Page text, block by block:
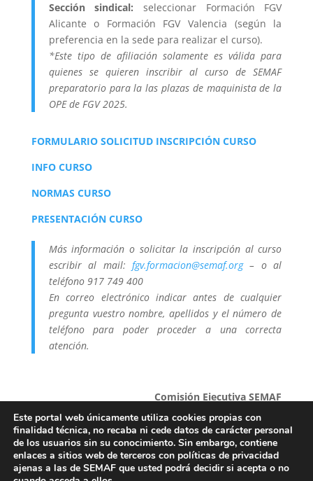
Sección sindical: seleccionar Formación FGV
Alicante o Formación FGV Valencia (según la
preferencia en la sede para realizar el curso).
*Este tipo de afiliación solamente es válida para
quienes se quieren inscribir al curso de SEMAF
preparatorio para la las plazas de maquinista de la
OPE de FGV 2025.
FORMULARIO SOLICITUD INSCRIPCIÓN CURSO
INFO CURSO
NORMAS CURSO
PRESENTACIÓN CURSO
Más información o solicitar la inscripción al curso
escribir al mail: fgv.formacion@semaf.org– o al
teléfono 917 749 400
En correo electrónico indicar antes de cualquier
pregunta vuestro nombre, apellidos y el número de
teléfono para poder proceder a una correcta
atención.
Comisión Ejecutiva SEMAF
[WORDPRESS_PDF]
Aviso Legal Política de Privacidad
Este portal web únicamente utiliza cookies propias con
finalidad técnica, no recaba ni cede datos de carácter personal
de los usuarios sin su conocimiento. Sin embargo, contiene
enlaces a sitios web de terceros con políticas de privacidad
ajenas a las de SEMAF que usted podrá decidir si acepta o no